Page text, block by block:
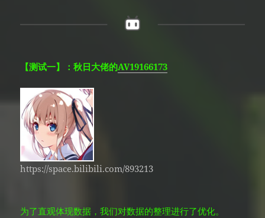
【测试一】：秋日大佬的AV19166173
https://space.bilibili.com/893213
为了直观体现数据，我们对数据的整理进行了优化。